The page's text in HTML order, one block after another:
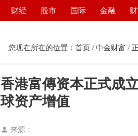
财经 股市 国际 金融
您现在所在的位置： 首页 / 中金财富 /
香港富傳资本正式成
球资产增值
来源：